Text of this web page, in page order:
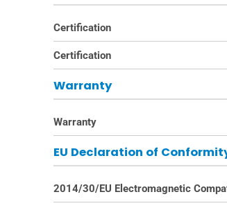
Certification
Certification
Warranty
Warranty
EU Declaration of
2014/30/EU Electromagnetic